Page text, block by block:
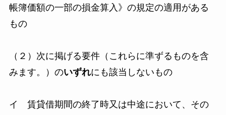
帳簿価額の一部の損金算入》の規定の適用がある
もの
（２）次に掲げる要件（これらに準ずるものを含
みます。）のいずれにも該当しないもの
イ 賃貸借期間の終了時又は中途において、その